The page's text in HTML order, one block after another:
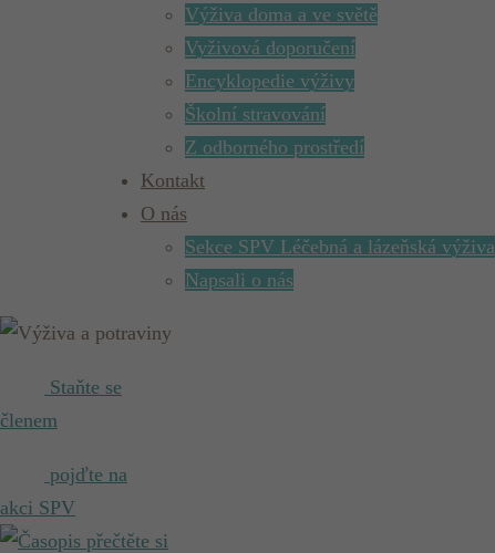
Výživa doma a ve světě
Vyživová doporučení
Encyklopedie výživy
Školní stravování
Z odborného prostředí
Kontakt
O nás
Sekce SPV Léčebná a lázeňská výživa
Napsali o nás
Staňte se
členem
pojďte na
akci SPV
přečtěte si